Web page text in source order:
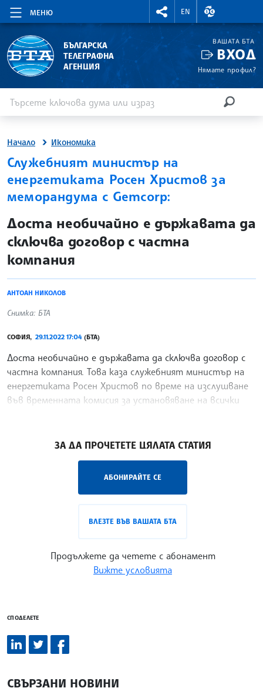
МЕНЮ
RIGHTMENU.SOCIAL
EN
ВАЛУТНИ
БЪЛГАРСКА
ТЕЛЕГРАФНА
АГЕНЦИЯ
ВАШАТА БТА
ВХОД
Нямате профил?
Начало Икономика
Служебният министър на
енергетиката Росен Христов за
меморандума с Gemcorp:
site.bta
Доста необичайно е държавата да
сключва договор с частна
компания
АНТОАН НИКОЛОВ
Снимка: БТА
СОФИЯ, 29.11.2022 17:04 (БТА)
Доста необичайно е държавата да сключва договор с
частна компания. Това каза служебният министър на
енергетиката Росен Христов по време на изслушване
във временната комисия за установяване на всички
ЗА ДА ПРОЧЕТЕТЕ ЦЯЛАТА СТАТИЯ
АБОНИРАЙТЕ СЕ
ВЛЕЗТЕ ВЪВ ВАШАТА БТА
Продължете да четете с абонамент
Вижте условията
СПОДЕЛЕТЕ
СВЪРЗАНИ НОВИНИ